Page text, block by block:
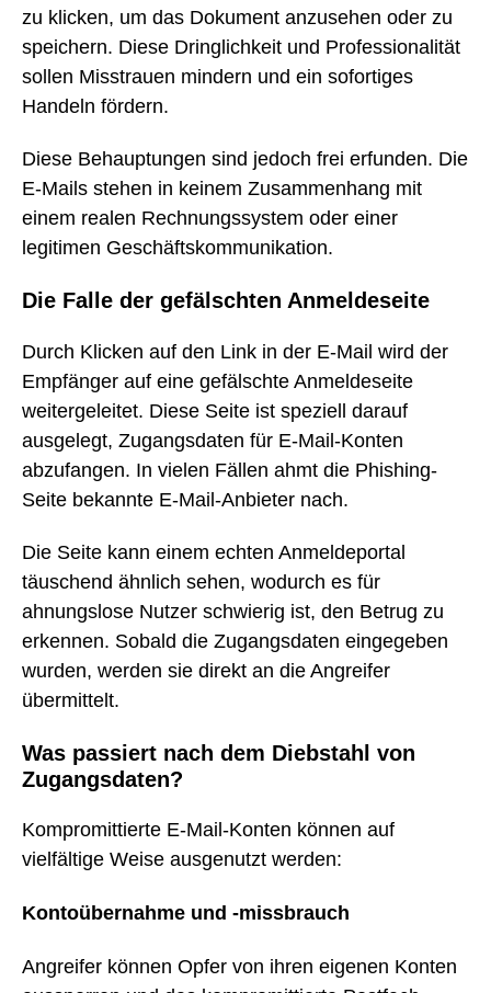
zu klicken, um das Dokument anzusehen oder zu
speichern. Diese Dringlichkeit und Professionalität
sollen Misstrauen mindern und ein sofortiges
Handeln fördern.
Diese Behauptungen sind jedoch frei erfunden. Die
E-Mails stehen in keinem Zusammenhang mit
einem realen Rechnungssystem oder einer
legitimen Geschäftskommunikation.
Die Falle der gefälschten Anmeldeseite
Durch Klicken auf den Link in der E-Mail wird der
Empfänger auf eine gefälschte Anmeldeseite
weitergeleitet. Diese Seite ist speziell darauf
ausgelegt, Zugangsdaten für E-Mail-Konten
abzufangen. In vielen Fällen ahmt die Phishing-
Seite bekannte E-Mail-Anbieter nach.
Die Seite kann einem echten Anmeldeportal
täuschend ähnlich sehen, wodurch es für
ahnungslose Nutzer schwierig ist, den Betrug zu
erkennen. Sobald die Zugangsdaten eingegeben
wurden, werden sie direkt an die Angreifer
übermittelt.
Was passiert nach dem Diebstahl von
Zugangsdaten?
Kompromittierte E-Mail-Konten können auf
vielfältige Weise ausgenutzt werden:
Kontoübernahme und -missbrauch
Angreifer können Opfer von ihren eigenen Konten